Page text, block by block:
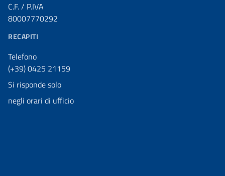
C.F. / P.IVA
80007770292
RECAPITI
Telefono
(+39) 0425 21159
Si risponde solo
negli orari di ufficio